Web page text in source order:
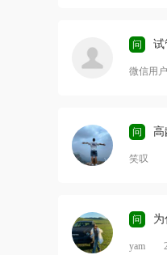
第二次，总共需要
30颗以上。Q：冻
过对来自冻卵的婴
康。去哪里冻卵？
卵可以考虑出境冻
的医疗机构，毕竟
问 试
微信用户
问 高
笑叹
问
yam